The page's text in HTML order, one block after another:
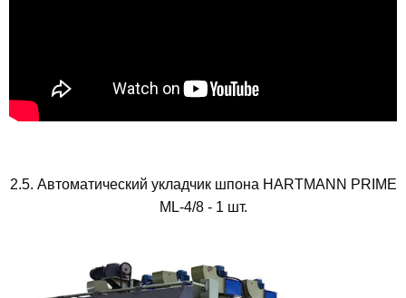
2.5. Автоматический укладчик шпона HARTMANN PRIME
ML-4/8 - 1 шт.